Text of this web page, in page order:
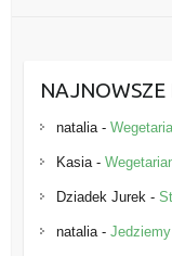
NAJNOWSZE
natalia-
Kasia-
Dziadek Jurek -
natalia-